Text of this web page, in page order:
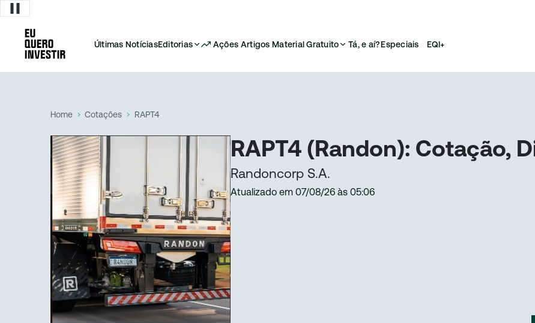
Últimas NotíciasEditorias Ações Artigos Material Gratuito Tá, e aí?Especiais EQI+
Home Cotações RAPT4
RAPT4 (Randon): Cotação,
Randoncorp S.A.
Atualizado em 07/08/26 às 05:06